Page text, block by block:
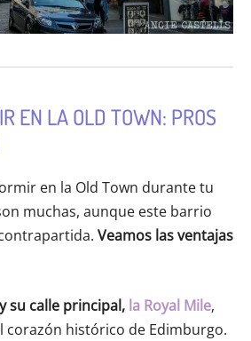
EN LA OLD TOWN: PROS
en la Old Town durante tu
muchas, aunque este barrio
Veamos las ventajas
su calle principal, la Royal Mile,
corazón histórico de Edimburgo.